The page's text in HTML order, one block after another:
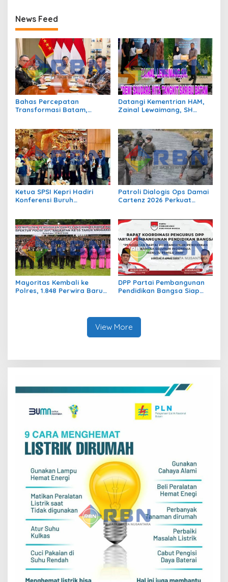
News Feed
Bahas Percepatan
Transformasi Batam,
Batam
Datangi Kementrian HAM,
Zainal Lewaimang, SH
Ketua SPSI Kepri Hadiri
Konferensi Buruh
Terdepan Perjuangkan
Nasib Pekerja Platform!
Patroli Dialogis Ops Damai
Cartenz 2026 Perkuat
Mayoritas Kembali ke
Polres, 1.848 Perwira Baru
DPP Partai Pembangunan
Pendidikan Bangsa Siap
View More